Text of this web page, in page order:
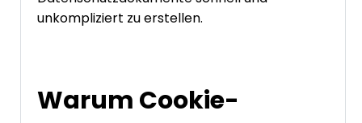
unkompliziert zu erstellen.
Warum Cookie-